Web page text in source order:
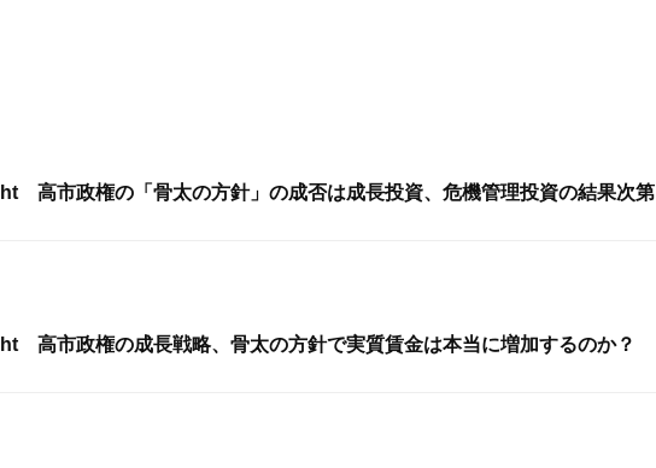
高市政権の「骨太の方針」の成否は成長投資、危機管理投資の結果次第
高市政権の成長戦略、骨太の方針で実質賃金は本当に増加するのか？